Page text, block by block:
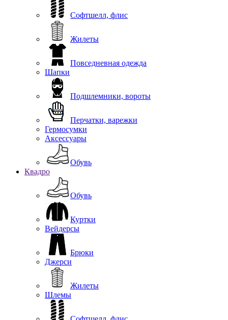
Софтшелл, флис
Жилеты
Повседневная одежда
Шапки
Подшлемники, вороты
Перчатки, варежки
Гермосумки
Аксессуары
Обувь
Квадро
Обувь
Куртки
Вейдерсы
Брюки
Джерси
Жилеты
Шлемы